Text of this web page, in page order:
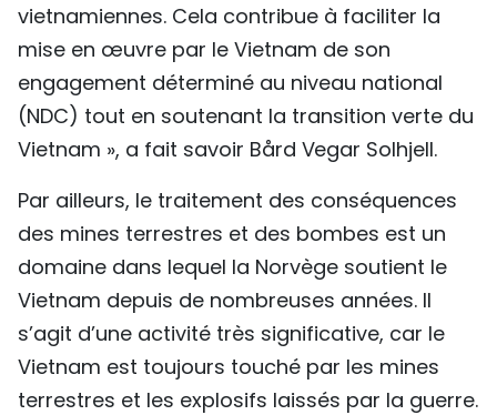
vietnamiennes. Cela contribue à faciliter la
mise en œuvre par le Vietnam de son
engagement déterminé au niveau national
(NDC) tout en soutenant la transition verte du
Vietnam », a fait savoir Bård Vegar Solhjell.
Par ailleurs, le traitement des conséquences
des mines terrestres et des bombes est un
domaine dans lequel la Norvège soutient le
Vietnam depuis de nombreuses années. Il
s’agit d’une activité très significative, car le
Vietnam est toujours touché par les mines
terrestres et les explosifs laissés par la guerre.